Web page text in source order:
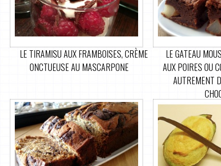
LE TIRAMISU AUX FRAMBOISES, CRÈME
ONCTUEUSE AU MASCARPONE
LE GATEAU
AUX POIRES OU
AUTREMENT